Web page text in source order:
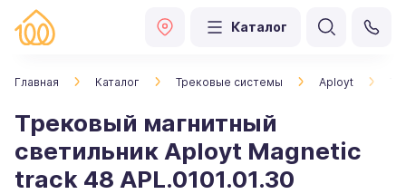
Каталог
Главная Каталог Трековые системы Aployt
Трековый магнитный
светильник Aployt Magnetic
track 48 APL.0101.01.30